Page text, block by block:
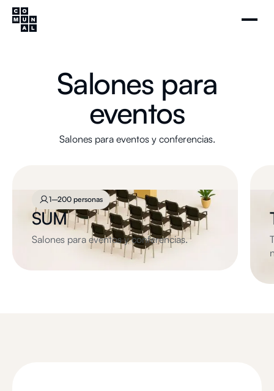
Salones para
eventos
Salones para eventos y conferencias.
1–200 personas
SUM
Salones para eventos y conferencias.